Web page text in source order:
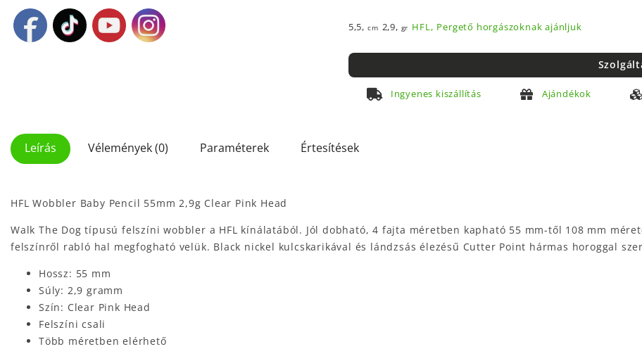
5,5, cm 2,9, gr HFL, Pergető horgászoknak ajánljuk
Ingyenes kiszállítás Ajándékok
Leírás Vélemények (0) Paraméterek Értesítések
HFL Wobbler Baby Pencil 55mm 2,9g Clear Pink Head
Walk The Dog típusú felszíni wobbler a HFL kínálatából. Jól dobható, 4 fajta méretben kapható 55 mm-től 108 mm
felszínről rabló hal megfogható velük. Black nickel kulcskarikával és lándzsás élezésű Cutter Point hármas horoggal
Hossz: 55 mm
Súly: 2,9 gramm
Szín: Clear Pink Head
Felszíni csali
Több méretben elérhető